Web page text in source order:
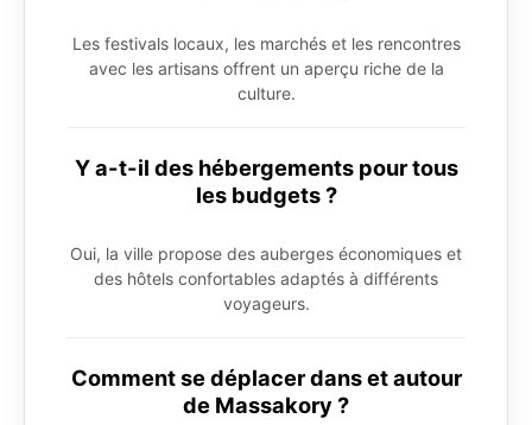
Les festivals locaux, les marchés et les rencontres
avec les artisans offrent un aperçu riche de la
culture.
Y a-t-il des hébergements pour tous
les budgets ?
Oui, la ville propose des auberges économiques et
des hôtels confortables adaptés à différents
voyageurs.
Comment se déplacer dans et autour
de Massakory ?